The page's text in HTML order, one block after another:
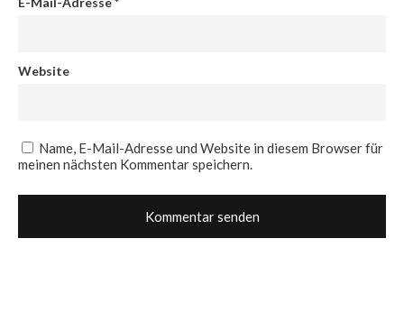
Website
Name, E-Mail-Adresse und Website in diesem Browser für
meinen nächsten Kommentar speichern.